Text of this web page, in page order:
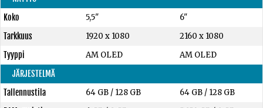
Koko
5,5"
6"
Tarkkuus
1920 x 1080
2160 x 1080
Tyyppi
AM OLED
AM OLED
JÄRJESTELMÄ
Tallennustila
64 GB/ 128 GB 64 GB / 128 GB